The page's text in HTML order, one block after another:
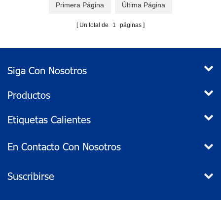
Primera Página Última Página
Un total de 1 páginas
Siga Con Nosotros
Productos
Etiquetas Calientes
En Contacto Con Nosotros
Suscribirse